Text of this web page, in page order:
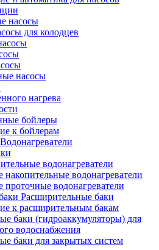
насосы
для колодцев
насосы
нагрева
бойлеры
к бойлерам
Водонагреватели
водонагреватели
накопительные водонагреватели
проточные водонагреватели
Расширительные баки
к расширительным бакам
баки (гидроаккумуляторы) для
водоснабжения
баки для закрытых систем